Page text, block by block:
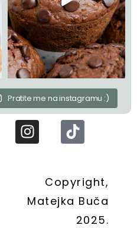
Pratite me na instagramu :)
Copyright,
Matejka Buča
2025.